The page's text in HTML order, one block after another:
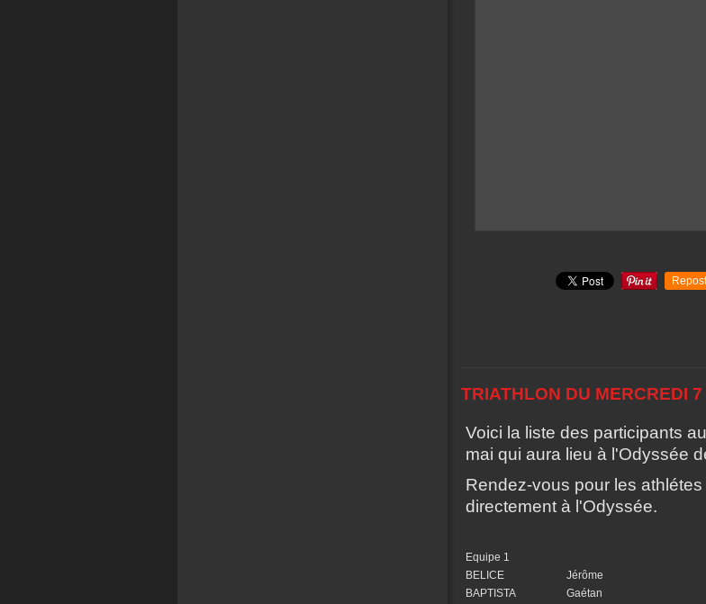
Repost
TRIATHLON DU MERCREDI 7
Voici la liste des participants
mai qui aura lieu à l'Odyssée
Rendez-vous pour les
directement à l'Odyssée.
Equipe 1
BELICE
Jérôme
BAPTISTA
Gaétan